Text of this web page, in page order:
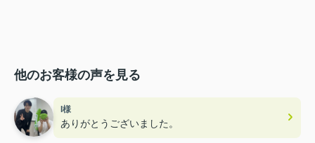
他のお客様の声を見る
I様
ありがとうございました。